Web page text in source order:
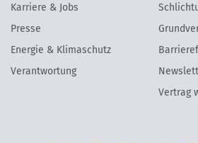
Karriere & Jobs
Presse
Energie & Klimaschutz
Verantwortung
Vertrag